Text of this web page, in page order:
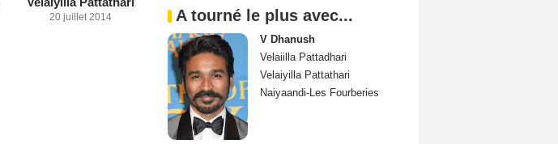
20 juillet 2014 A tourné le plus avec...
V Dhanush
Velaiilla Pattadhari
Velaiyilla Pattathari
Naiyaandi-Les Fourberies